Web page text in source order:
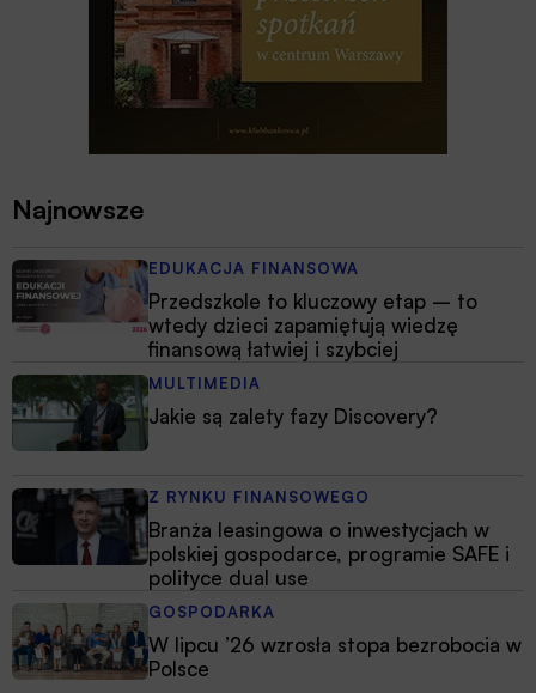
Najnowsze
EDUKACJA FINANSOWA
Przedszkole to kluczowy etap – to
wtedy dzieci zapamiętują wiedzę
finansową łatwiej i szybciej
MULTIMEDIA
Jakie są zalety fazy Discovery?
Z RYNKU FINANSOWEGO
Branża leasingowa o inwestycjach w
polskiej gospodarce, programie SAFE i
polityce dual use
GOSPODARKA
W lipcu ’26 wzrosła stopa bezrobocia w
Polsce